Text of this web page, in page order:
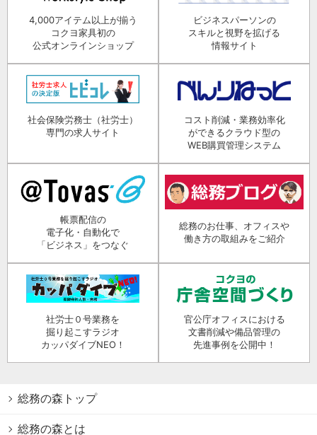
4,000アイテム以上が揃う
コクヨ家具初の
公式オンラインショップ
ビジネスパーソンの
スキルと視野を拡げる
情報サイト
社会保険労務士（社労士）
専門の求人サイト
コスト削減・業務効率化
ができるクラウド型の
WEB購買管理システム
帳票配信の
電子化・自動化で
「ビジネス」をつなぐ
総務のお仕事、オフィスや
働き方の取組みをご紹介
社労士０号業務を
掘り起こすラジオ
カッパダイブNEO！
官公庁オフィスにおける
文書削減や備品管理の
先進事例を公開中！
総務の森トップ
総務の森とは